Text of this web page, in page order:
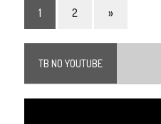
1 2 »
TB NO YOUTUBE